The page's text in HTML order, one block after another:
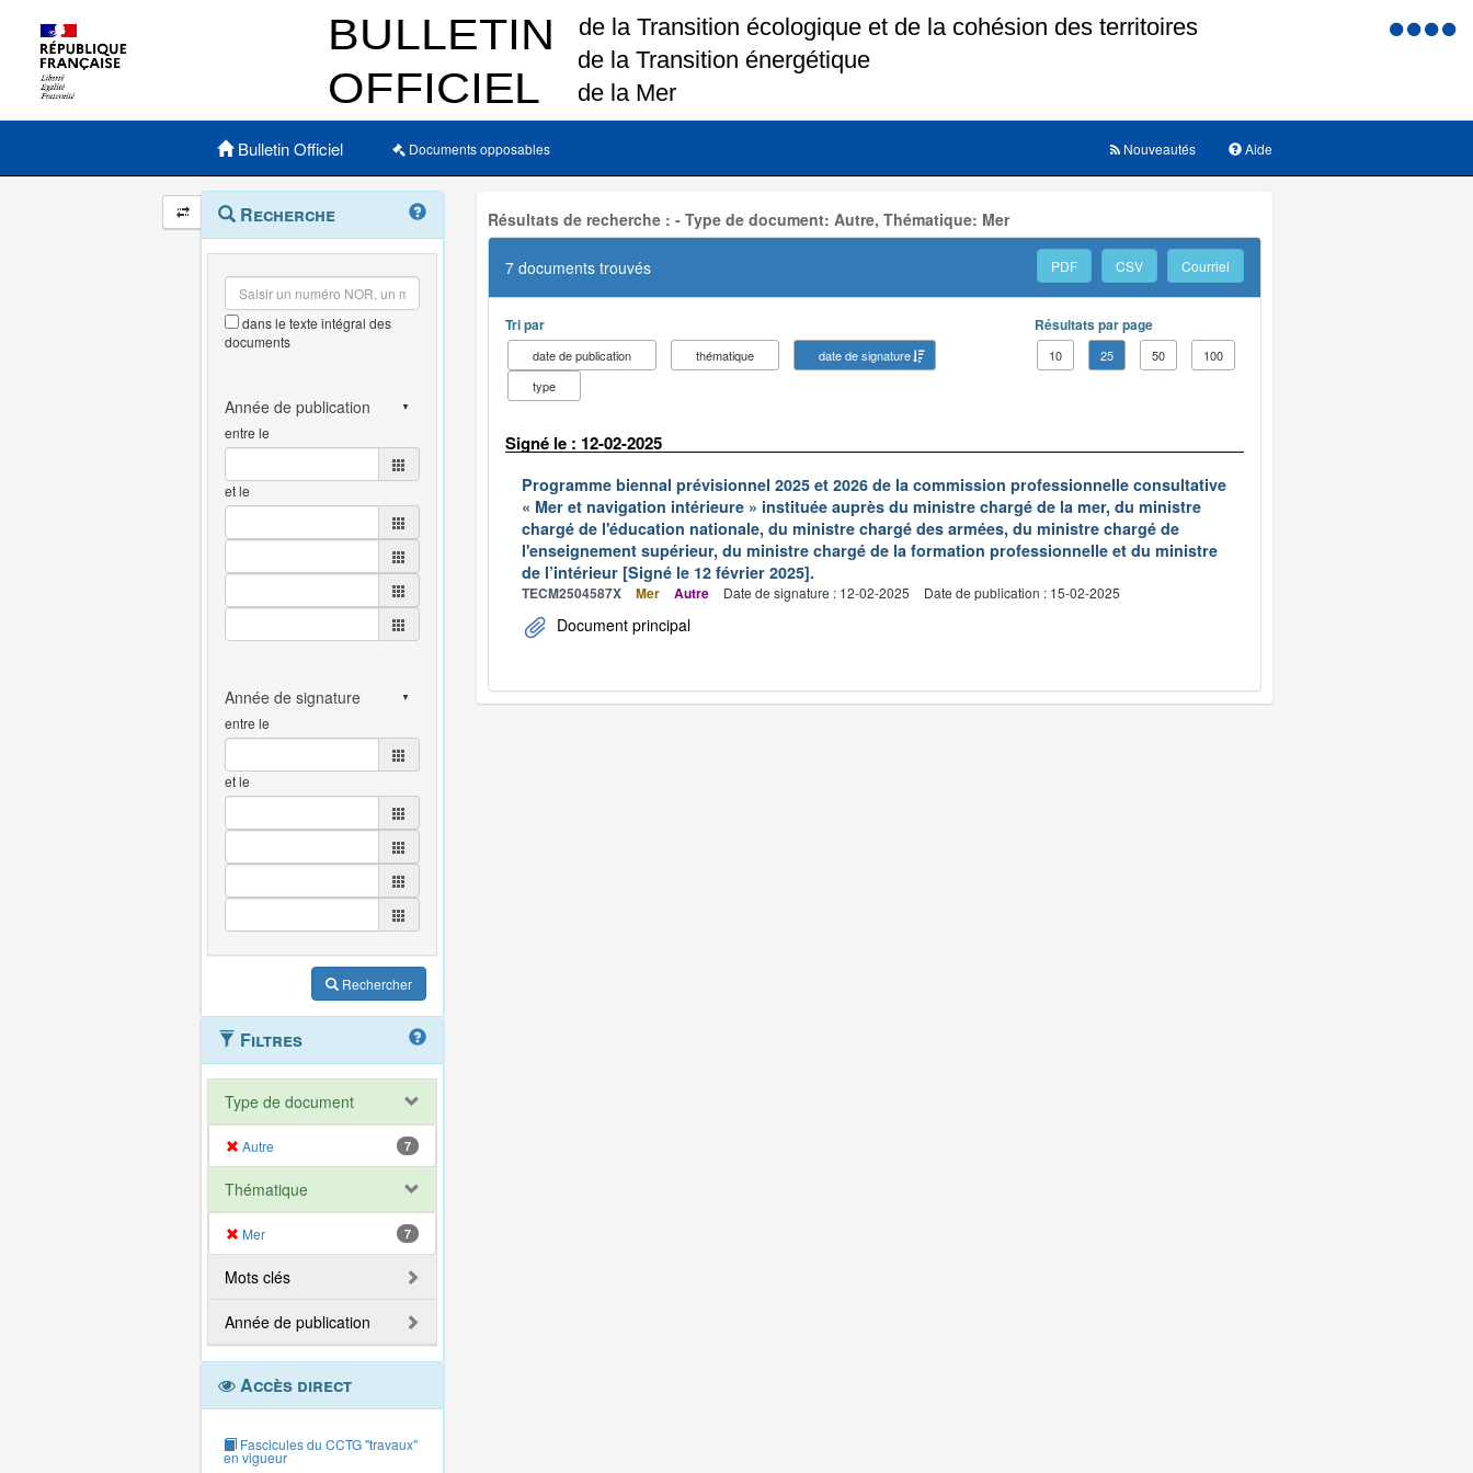
Menu
Menu principal
Bulletin Officiel Documents opposables Aide
Nouveautés
Navigation
et
outils
annexes
Menu
contextuel
Recherche
dans le texte intégral des
documents
entre le
et le
entre le
et le
Rechercher
Filtres
Type de document
Autre 7
Thématique
Mer 7
Mots clés
Année de publication
Accès direct
Fascicules du CCTG "travaux"
en vigueur
Résultats de recherche : - Type de document: Autre, Thématique: Mer
7 documents trouvés PDF CSV Courriel
Tri par
date de publication thématique
date de signature
type
Résultats par page
10 25 50 100
Signé le : 12-02-2025
Programme biennal prévisionnel 2025 et 2026 de la commission professionnelle consultative
« Mer et navigation intérieure » instituée auprès du ministre chargé de la mer, du ministre
chargé de l'éducation nationale, du ministre chargé des armées, du ministre chargé de
l'enseignement supérieur, du ministre chargé de la formation professionnelle et du ministre
de l’intérieur [Signé le 12 février 2025].
TECM2504587X Mer Autre Date de signature : 12-02-2025 Date de publication : 15-02-2025
Document principal